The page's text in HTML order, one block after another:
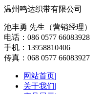
温州鸣达织带有限公司
池丰勇 先生（营销经理）
电话：086 0577 66083928
手机：13958810406
传真：068 0577 66083927
网站首页|
关于我们|